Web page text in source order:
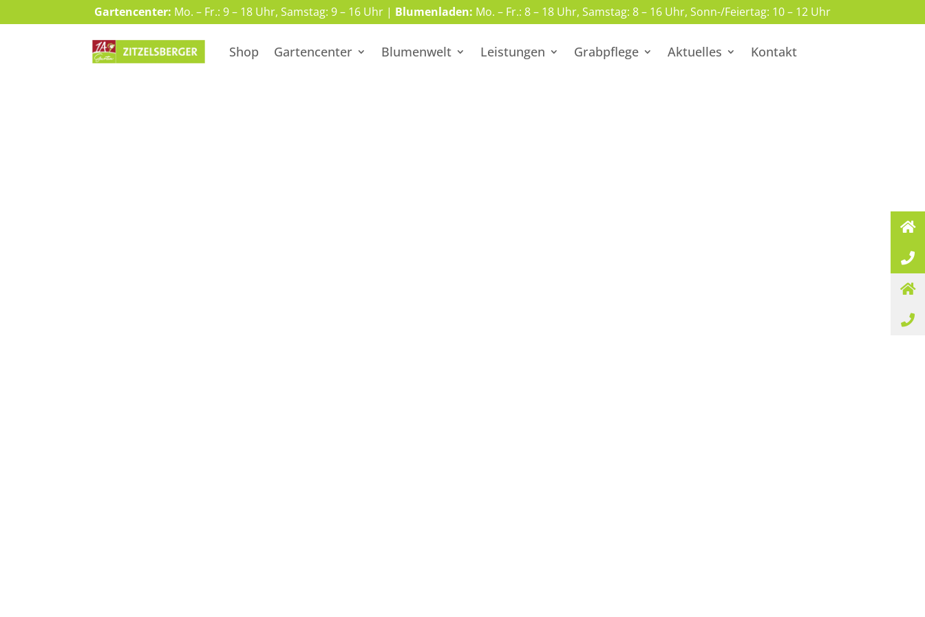
Gartencenter: Mo. – Fr.: 9 – 18 Uhr, Samstag: 9 – 16 Uhr | Blumenladen: Mo. – Fr.: 8 – 18 Uhr, Samstag: 8 – 16 Uhr, Sonn-/Feiertag: 10 – 12 Uhr
Shop Gartencenter Blumenwelt Leistungen Grabpflege Aktuelles Kontakt